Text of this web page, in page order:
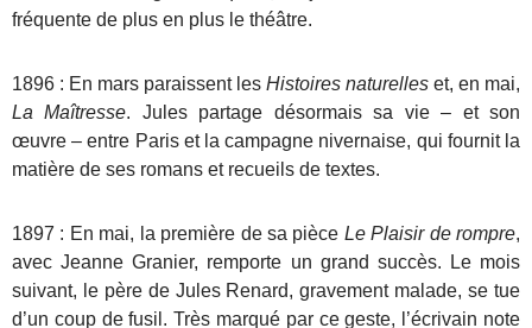
fréquente de plus en plus le théâtre.
1896 : En mars paraissent les Histoires naturelles et, en mai,
La Maîtresse. Jules partage désormais sa vie – et son
œuvre – entre Paris et la campagne nivernaise, qui fournit la
matière de ses romans et recueils de textes.
1897 : En mai, la première de sa pièce Le Plaisir de rompre,
avec Jeanne Granier, remporte un grand succès. Le mois
suivant, le père de Jules Renard, gravement malade, se tue
d’un coup de fusil. Très marqué par ce geste, l’écrivain note